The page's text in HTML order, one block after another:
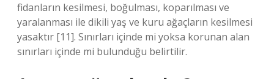
fidanların kesilmesi, boğulması, koparılması ve
yaralanması ile dikili yaş ve kuru ağaçların kesilmesi
yasaktır [11]. Sınırları içinde mi yoksa korunan alan
sınırları içinde mi bulunduğu belirtilir.